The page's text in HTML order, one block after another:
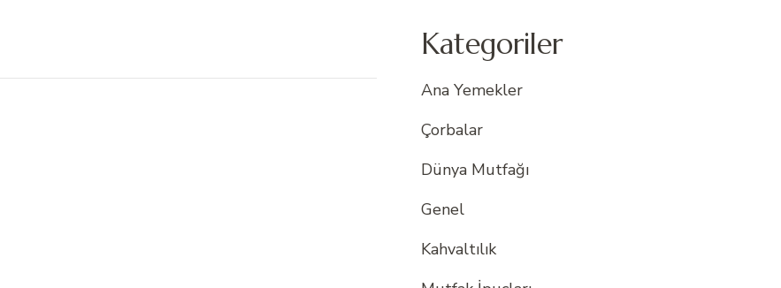
Kategoriler
Ana Yemekler
Çorbalar
Dünya Mutfağı
Genel
Kahvaltılık